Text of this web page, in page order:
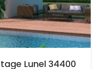
Lunel 34400